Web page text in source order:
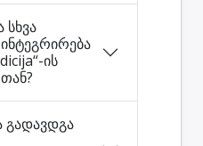
სხვა
ის
გადავდგა